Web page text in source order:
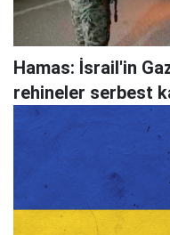
Hamas: İsrail'in
rehineler serbest